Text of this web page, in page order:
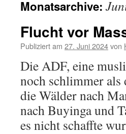
Monatsarchive:
Flucht vor
Publiziert am 27. Juni 2024von
Die ADF, eine
noch schlimmer als
die Wälder nach
nach Buyinga und
es nicht schaffte